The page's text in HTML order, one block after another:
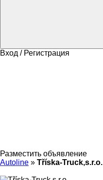
Вход / Регистрация
Разместить объявление
Autoline » Tříska-Truck,s.r.o.